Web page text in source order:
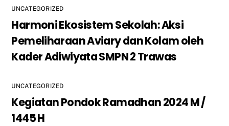
UNCATEGORIZED
Harmoni Ekosistem Sekolah: Aksi
Pemeliharaan Aviary dan Kolam oleh
Kader Adiwiyata SMPN 2 Trawas
UNCATEGORIZED
Kegiatan Pondok Ramadhan 2024 M /
1445 H